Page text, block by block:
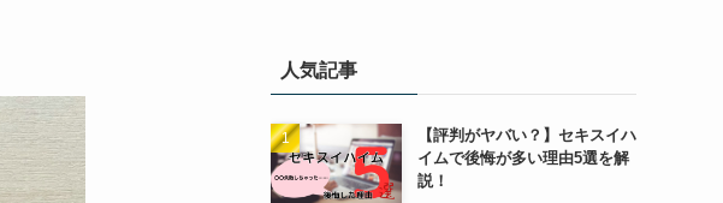
人気記事
【評判がヤバい？】セキスイハ
イムで後悔が多い理由5選を解
説！